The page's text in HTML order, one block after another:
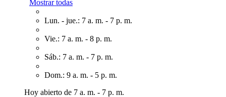
Mostrar todas
Lun. - jue.: 7 a. m. - 7 p. m.
Vie.: 7 a. m. - 8 p. m.
Sáb.: 7 a. m. - 7 p. m.
Dom.: 9 a. m. - 5 p. m.
Hoy abierto de 7 a. m. - 7 p. m.